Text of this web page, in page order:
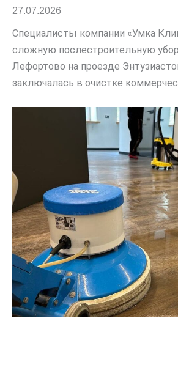
27.07.2026
Специалисты компании «Умка
сложную послестроительную
Лефортово на проезде
заключалась в очистке